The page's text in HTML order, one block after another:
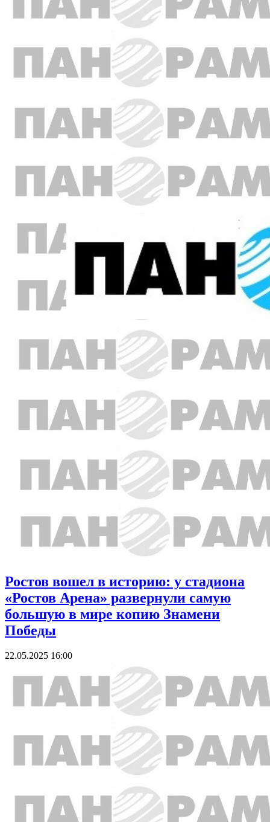
Ростов вошел в историю: у стадиона
«Ростов Арена» развернули самую
большую в мире копию Знамени
Победы
22.05.2025 16:00